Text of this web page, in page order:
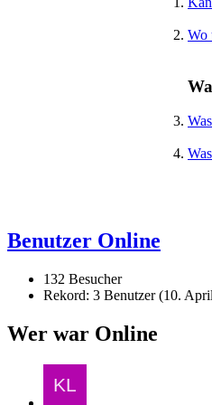
Wo
Benutzer Online
132 Besucher
Rekord: 3 Benutzer (10.
Wer war Online